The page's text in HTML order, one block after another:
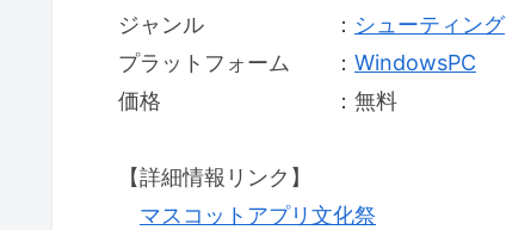
ジャンル ： シューティング
プラットフォーム ： WindowsPC
価格 ：無料
【詳細情報リンク】
マスコットアプリ文化祭